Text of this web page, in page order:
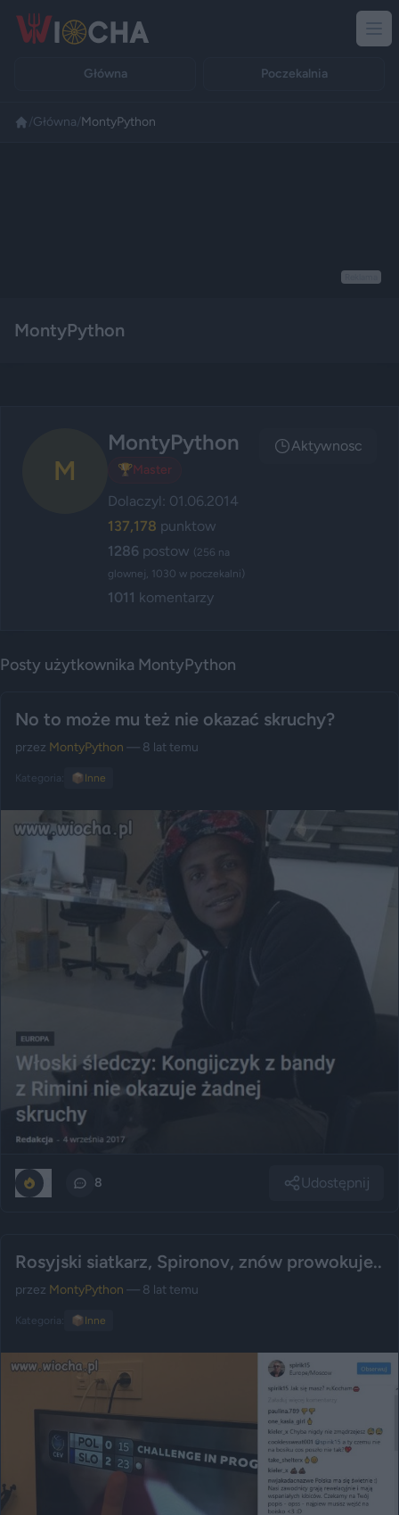
Główna Poczekalnia
Główna MontyPython
MontyPython
M
MontyPython
🏆Master
Dolaczyl: 01.06.2014
137,178 punktow
1286 postow (256 na
glownej, 1030 w poczekalni)
1011 komentarzy
Aktywnosc
Posty użytkownika MontyPython
No to może mu też nie okazać skruchy?
przez MontyPython — 8 lat temu
Kategoria: 📦 Inne
8 Udostępnij
Rosyjski siatkarz, Spironov, znów prowokuje..
przez MontyPython — 8 lat temu
Kategoria: 📦 Inne